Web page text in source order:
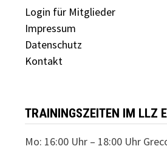
Login für Mitglieder
Impressum
Datenschutz
Kontakt
TRAININGSZEITEN IM LLZ
Mo: 16:00 Uhr – 18:00 Uhr